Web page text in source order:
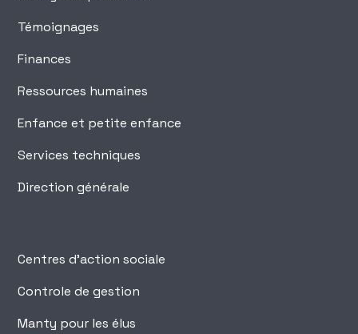
Témoignages
Finances
Ressources humaines
Enfance et petite enfance
Services techniques
Direction générale
Centres d'action sociale
Controle de gestion
Manty pour les élus